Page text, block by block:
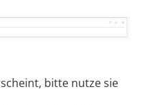
bitte nutze sie